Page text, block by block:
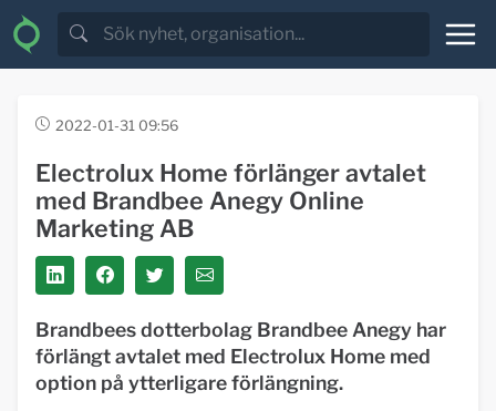
2022-01-31 09:56
Electrolux Home förlänger avtalet
med Brandbee Anegy Online
Marketing AB
Brandbees dotterbolag Brandbee Anegy har
förlängt avtalet med Electrolux Home med
option på ytterligare förlängning.